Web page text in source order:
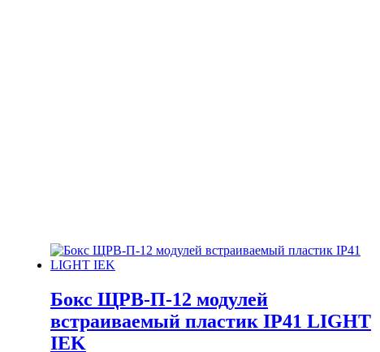
Бокс ЩРВ-П-12 модулей
встраиваемый пластик IP41 LIGHT
IEK